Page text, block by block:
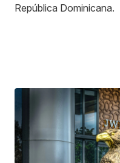
República Dominicana.